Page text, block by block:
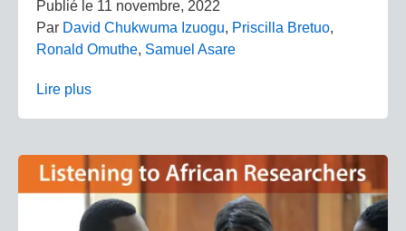
Publié le 11 novembre, 2022
Par David Chukwuma Izuogu, Priscilla Bretuo,
Ronald Omuthe, Samuel Asare
Lire plus